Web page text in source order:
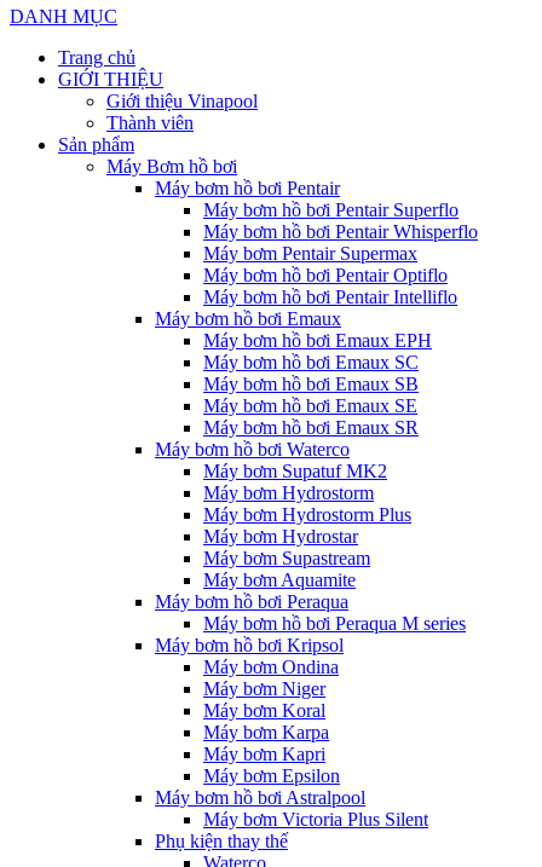
DANH MỤC
Trang chủ
GIỚI THIỆU
Giới thiệu Vinapool
Thành viên
Sản phẩm
Máy Bơm hồ bơi
Máy bơm hồ bơi Pentair
Máy bơm hồ bơi Pentair Superflo
Máy bơm hồ bơi Pentair Whisperflo
Máy bơm Pentair Supermax
Máy bơm hồ bơi Pentair Optiflo
Máy bơm hồ bơi Pentair Intelliflo
Máy bơm hồ bơi Emaux
Máy bơm hồ bơi Emaux EPH
Máy bơm hồ bơi Emaux SC
Máy bơm hồ bơi Emaux SB
Máy bơm hồ bơi Emaux SE
Máy bơm hồ bơi Emaux SR
Máy bơm hồ bơi Waterco
Máy bơm Supatuf MK2
Máy bơm Hydrostorm
Máy bơm Hydrostorm Plus
Máy bơm Hydrostar
Máy bơm Supastream
Máy bơm Aquamite
Máy bơm hồ bơi Peraqua
Máy bơm hồ bơi Peraqua M series
Máy bơm hồ bơi Kripsol
Máy bơm Ondina
Máy bơm Niger
Máy bơm Koral
Máy bơm Karpa
Máy bơm Kapri
Máy bơm Epsilon
Máy bơm hồ bơi Astralpool
Máy bơm Victoria Plus Silent
Phụ kiện thay thế
Waterco